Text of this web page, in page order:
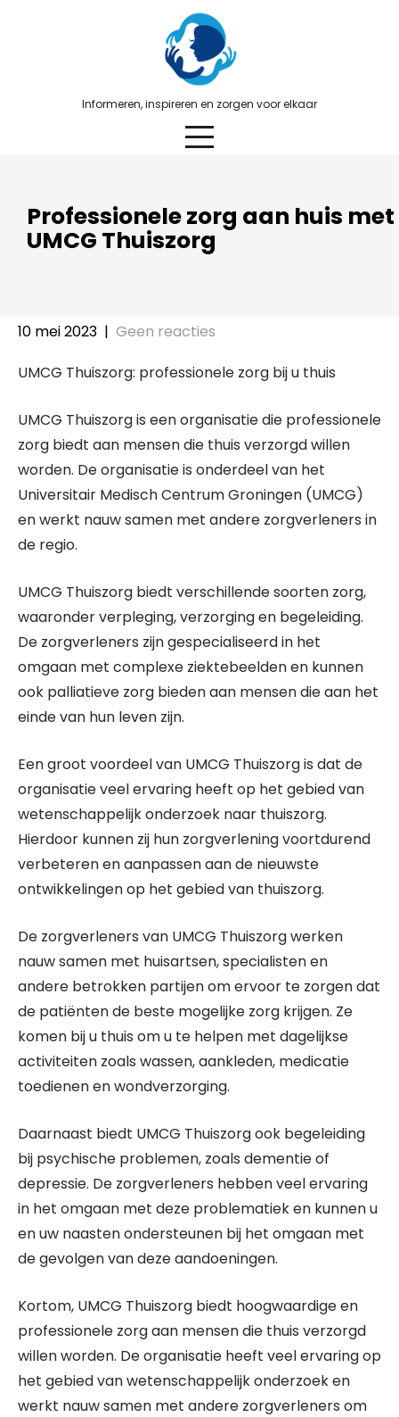
Informeren, inspireren en zorgen voor elkaar
Professionele zorg aan huis met
UMCG Thuiszorg
10 mei 2023 | Geen reacties
UMCG Thuiszorg: professionele zorg bij u thuis
UMCG Thuiszorg is een organisatie die professionele
zorg biedt aan mensen die thuis verzorgd willen
worden. De organisatie is onderdeel van het
Universitair Medisch Centrum Groningen (UMCG)
en werkt nauw samen met andere zorgverleners in
de regio.
UMCG Thuiszorg biedt verschillende soorten zorg,
waaronder verpleging, verzorging en begeleiding.
De zorgverleners zijn gespecialiseerd in het
omgaan met complexe ziektebeelden en kunnen
ook palliatieve zorg bieden aan mensen die aan het
einde van hun leven zijn.
Een groot voordeel van UMCG Thuiszorg is dat de
organisatie veel ervaring heeft op het gebied van
wetenschappelijk onderzoek naar thuiszorg.
Hierdoor kunnen zij hun zorgverlening voortdurend
verbeteren en aanpassen aan de nieuwste
ontwikkelingen op het gebied van thuiszorg.
De zorgverleners van UMCG Thuiszorg werken
nauw samen met huisartsen, specialisten en
andere betrokken partijen om ervoor te zorgen dat
de patiënten de beste mogelijke zorg krijgen. Ze
komen bij u thuis om u te helpen met dagelijkse
activiteiten zoals wassen, aankleden, medicatie
toedienen en wondverzorging.
Daarnaast biedt UMCG Thuiszorg ook begeleiding
bij psychische problemen, zoals dementie of
depressie. De zorgverleners hebben veel ervaring
in het omgaan met deze problematiek en kunnen u
en uw naasten ondersteunen bij het omgaan met
de gevolgen van deze aandoeningen.
Kortom, UMCG Thuiszorg biedt hoogwaardige en
professionele zorg aan mensen die thuis verzorgd
willen worden. De organisatie heeft veel ervaring op
het gebied van wetenschappelijk onderzoek en
werkt nauw samen met andere zorgverleners om